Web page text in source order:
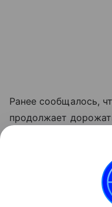
Ранее сообщалось,
продолжает
оказался ниже
Ремонт и